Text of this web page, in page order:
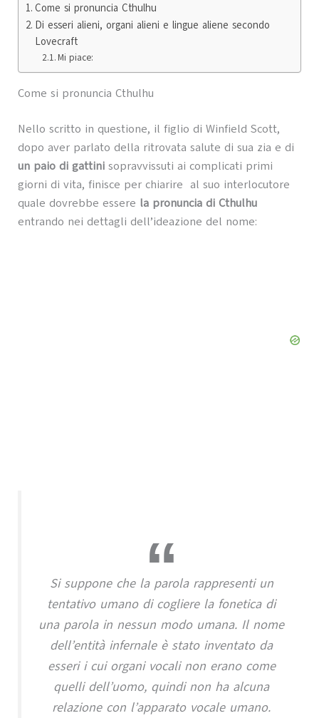
Come si pronuncia Cthulhu
Di esseri alieni, organi alieni e lingue aliene secondo
Lovecraft
Mi piace:
Come si pronuncia Cthulhu
Nello scritto in questione, il figlio di Winfield Scott,
dopo aver parlato della ritrovata salute di sua zia e di
un paio di gattini sopravvissuti ai complicati primi
giorni di vita, finisce per chiarire al suo interlocutore
quale dovrebbe essere la pronuncia di Cthulhu
entrando nei dettagli dell’ideazione del nome:
Si suppone che la parola rappresenti un
tentativo umano di cogliere la fonetica di
una parola in nessun modo umana. Il nome
dell’entità infernale è stato inventato da
esseri i cui organi vocali non erano come
quelli dell’uomo, quindi non ha alcuna
relazione con l’apparato vocale umano.